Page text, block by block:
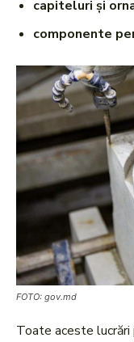
capiteluri și
componente
FOTO: gov.md
Toate aceste